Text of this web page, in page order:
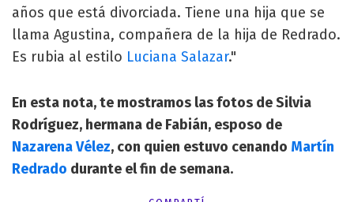
años que está divorciada. Tiene una hija que se
llama Agustina, compañera de la hija de Redrado.
Es rubia al estilo Luciana Salazar."
En esta nota, te mostramos las fotos de Silvia
Rodríguez, hermana de Fabián, esposo de
Nazarena Vélez, con quien estuvo cenando Martín
Redrado durante el fin de semana.